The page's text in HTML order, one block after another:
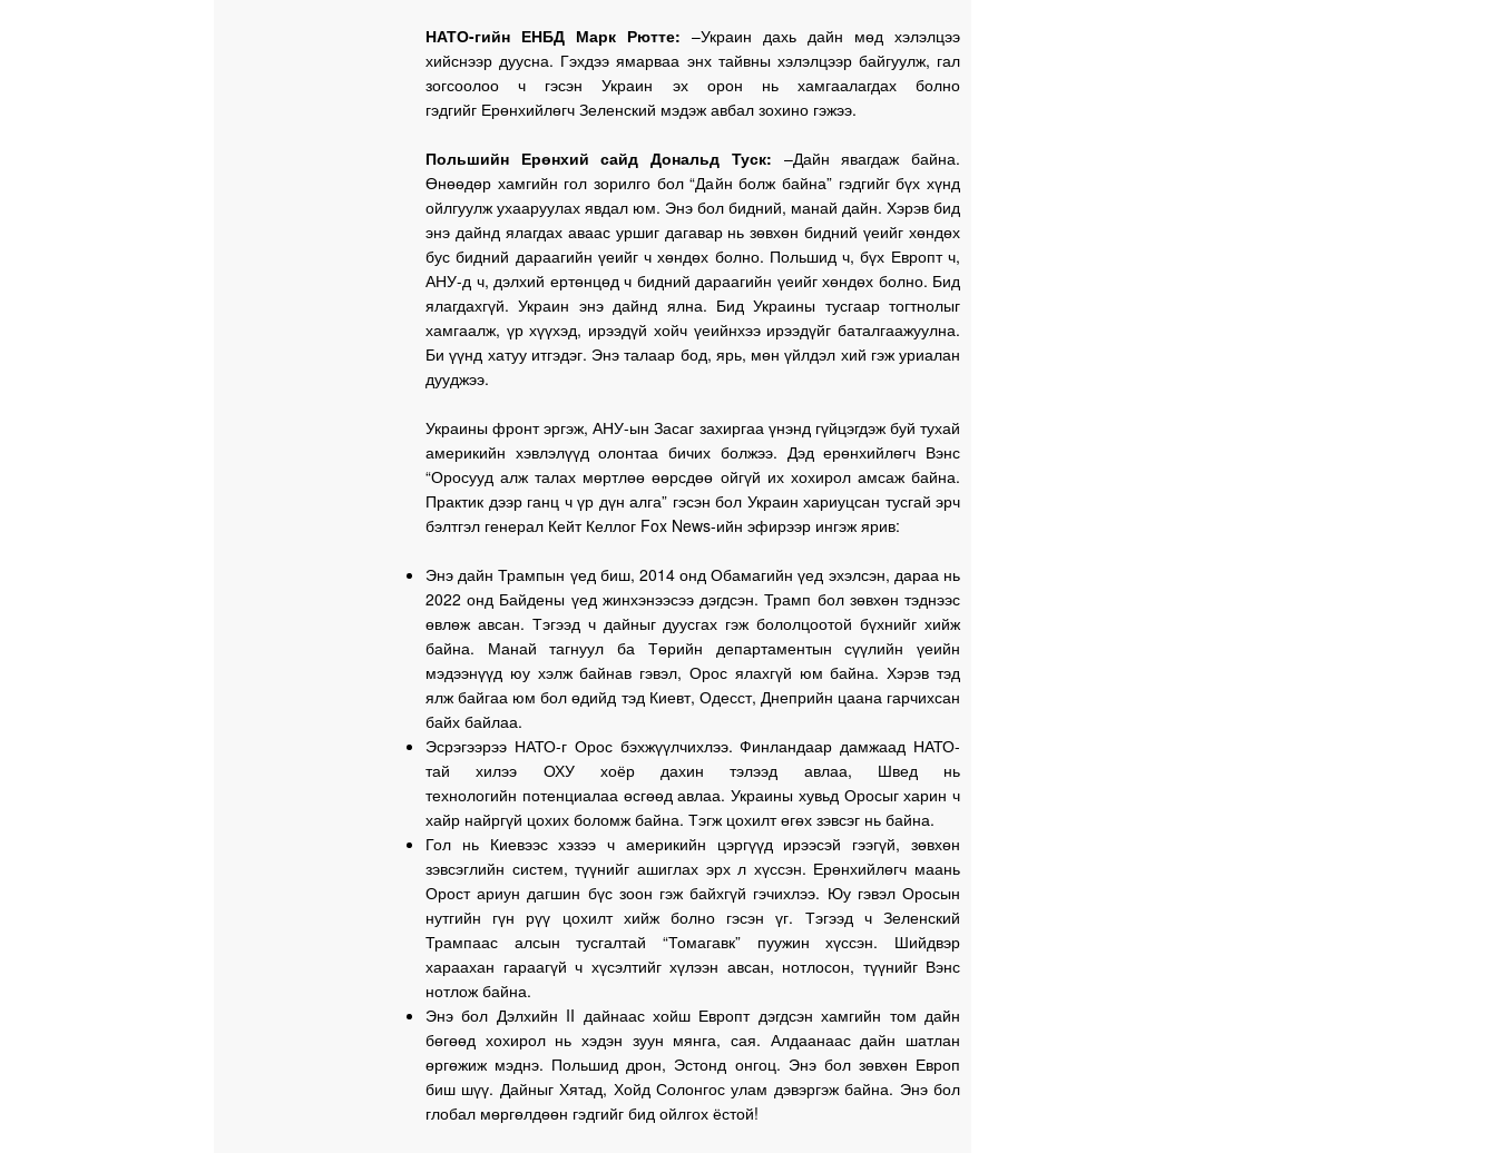
НАТО-гийн ЕНБД Марк Рютте: –Украин дахь дайн мөд хэлэлцээ
хийснээр дуусна. Гэхдээ ямарваа энх тайвны хэлэлцээр байгуулж, гал
зогсоолоо ч гэсэн Украин эх орон нь хамгаалагдах болно
гэдгийг Ерөнхийлөгч Зеленский мэдэж авбал зохино гэжээ.
Польшийн Ерөнхий сайд Дональд Туск: –Дайн явагдаж байна.
Өнөөдөр хамгийн гол зорилго бол “Дайн болж байна” гэдгийг бүх хүнд
ойлгуулж ухааруулах явдал юм. Энэ бол бидний, манай дайн. Хэрэв бид
энэ дайнд ялагдах аваас уршиг дагавар нь зөвхөн бидний үеийг хөндөх
бус бидний дараагийн үеийг ч хөндөх болно. Польшид ч, бүх Европт ч,
АНУ-д ч, дэлхий ертөнцөд ч бидний дараагийн үеийг хөндөх болно. Бид
ялагдахгүй. Украин энэ дайнд ялна. Бид Украины тусгаар тогтнолыг
хамгаалж, үр хүүхэд, ирээдүй хойч үеийнхээ ирээдүйг баталгаажуулна.
Би үүнд хатуу итгэдэг. Энэ талаар бод, ярь, мөн үйлдэл хий гэж уриалан
дууджээ.
Украины фронт эргэж, АНУ-ын Засаг захиргаа үнэнд гүйцэгдэж буй тухай
америкийн хэвлэлүүд олонтаа бичих болжээ. Дэд ерөнхийлөгч Вэнс
“Оросууд алж талах мөртлөө өөрсдөө ойгүй их хохирол амсаж байна.
Практик дээр ганц ч үр дүн алга” гэсэн бол Украин хариуцсан тусгай эрч
бэлтгэл генерал Кейт Келлог Fox News-ийн эфирээр ингэж ярив:
Энэ дайн Трампын үед биш, 2014 онд Обамагийн үед эхэлсэн, дараа нь
2022 онд Байдены үед жинхэнээсээ дэгдсэн. Трамп бол зөвхөн тэднээс
өвлөж авсан. Тэгээд ч дайныг дуусгах гэж бололцоотой бүхнийг хийж
байна. Манай тагнуул ба Төрийн департаментын сүүлийн үеийн
мэдээнүүд юу хэлж байнав гэвэл, Орос ялахгүй юм байна. Хэрэв тэд
ялж байгаа юм бол өдийд тэд Киевт, Одесст, Днеприйн цаана гарчихсан
байх байлаа.
Эсрэгээрээ НАТО-г Орос бэхжүүлчихлээ. Финландаар дамжаад НАТО-
тай хилээ ОХУ хоёр дахин тэлээд авлаа, Швед нь
технологийн потенциалаа өсгөөд авлаа. Украины хувьд Оросыг харин ч
хайр найргүй цохих боломж байна. Тэгж цохилт өгөх зэвсэг нь байна.
Гол нь Киевээс хэзээ ч америкийн цэргүүд ирээсэй гээгүй, зөвхөн
зэвсэглийн систем, түүнийг ашиглах эрх л хүссэн. Ерөнхийлөгч маань
Орост ариун дагшин бүс зоон гэж байхгүй гэчихлээ. Юу гэвэл Оросын
нутгийн гүн рүү цохилт хийж болно гэсэн үг. Тэгээд ч Зеленский
Трампаас алсын тусгалтай “Томагавк” пуужин хүссэн. Шийдвэр
хараахан гараагүй ч хүсэлтийг хүлээн авсан, нотлосон, түүнийг Вэнс
нотлож байна.
Энэ бол Дэлхийн II дайнаас хойш Европт дэгдсэн хамгийн том дайн
бөгөөд хохирол нь хэдэн зуун мянга, сая. Алдаанаас дайн шатлан
өргөжиж мэднэ. Польшид дрон, Эстонд онгоц. Энэ бол зөвхөн Европ
биш шүү. Дайныг Хятад, Хойд Солонгос улам дэвэргэж байна. Энэ бол
глобал мөргөлдөөн гэдгийг бид ойлгох ёстой!